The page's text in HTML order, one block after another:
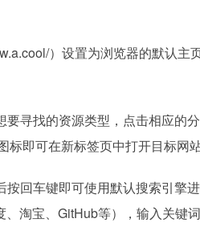
）设置为浏览器的默认主
要寻找的资源类型，点击相应的
标即可在新标签页中打开目标网
按回车键即可使用默认搜索引擎
淘宝、GitHub等），输入关键